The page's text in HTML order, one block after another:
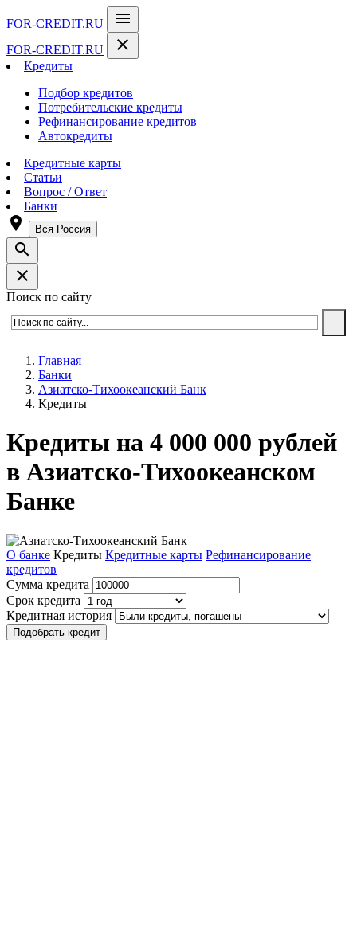
FOR-CREDIT.RU menu
FOR-CREDIT.RU close
Кредиты
Подбор кредитов
Потребительские кредиты
Рефинансирование кредитов
Автокредиты
Кредитные карты
Статьи
Вопрос / Ответ
Банки
room Вся Россия
search
close
Поиск по сайту
Главная
Банки
Азиатско-Тихоокеанский Банк
Кредиты
Кредиты на 4 000 000 рублей
в Азиатско-Тихоокеанском
Банке
О банке Кредиты Кредитные карты Рефинансирование
кредитов
Сумма кредита
Срок кредита
Кредитная история
Подобрать кредит